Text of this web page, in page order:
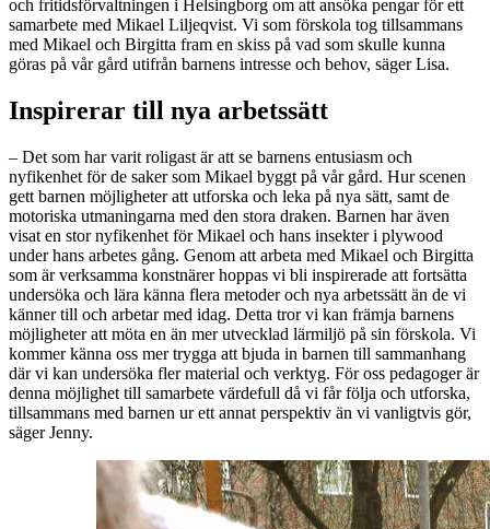
och fritidsförvaltningen i Helsingborg om att ansöka pengar för ett
samarbete med Mikael Liljeqvist. Vi som förskola tog tillsammans
med Mikael och Birgitta fram en skiss på vad som skulle kunna
göras på vår gård utifrån barnens intresse och behov, säger Lisa.
Inspirerar till nya arbetssätt
– Det som har varit roligast är att se barnens entusiasm och
nyfikenhet för de saker som Mikael byggt på vår gård. Hur scenen
gett barnen möjligheter att utforska och leka på nya sätt, samt de
motoriska utmaningarna med den stora draken. Barnen har även
visat en stor nyfikenhet för Mikael och hans insekter i plywood
under hans arbetes gång. Genom att arbeta med Mikael och Birgitta
som är verksamma konstnärer hoppas vi bli inspirerade att fortsätta
undersöka och lära känna flera metoder och nya arbetssätt än de vi
känner till och arbetar med idag. Detta tror vi kan främja barnens
möjligheter att möta en än mer utvecklad lärmiljö på sin förskola. Vi
kommer känna oss mer trygga att bjuda in barnen till sammanhang
där vi kan undersöka fler material och verktyg. För oss pedagoger är
denna möjlighet till samarbete värdefull då vi får följa och utforska,
tillsammans med barnen ur ett annat perspektiv än vi vanligtvis gör,
säger Jenny.